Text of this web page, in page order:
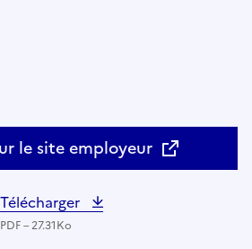
le site employeur
Télécharger
PDF – 27.31Ko